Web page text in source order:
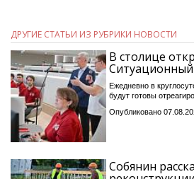
ДРУГИЕ СТАТЬИ ИЗ РУБРИКИ НОВОСТИ
В столице
Ежедневно в
будут готовы
Опубликовано
Собянин